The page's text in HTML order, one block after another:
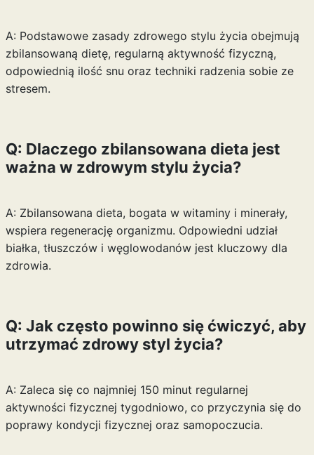
A: Podstawowe zasady zdrowego stylu życia obejmują
zbilansowaną dietę, regularną aktywność fizyczną,
odpowiednią ilość snu oraz techniki radzenia sobie ze
stresem.
Q: Dlaczego zbilansowana dieta jest
ważna w zdrowym stylu życia?
A: Zbilansowana dieta, bogata w witaminy i minerały,
wspiera regenerację organizmu. Odpowiedni udział
białka, tłuszczów i węglowodanów jest kluczowy dla
zdrowia.
Q: Jak często powinno się ćwiczyć, aby
utrzymać zdrowy styl życia?
A: Zaleca się co najmniej 150 minut regularnej
aktywności fizycznej tygodniowo, co przyczynia się do
poprawy kondycji fizycznej oraz samopoczucia.